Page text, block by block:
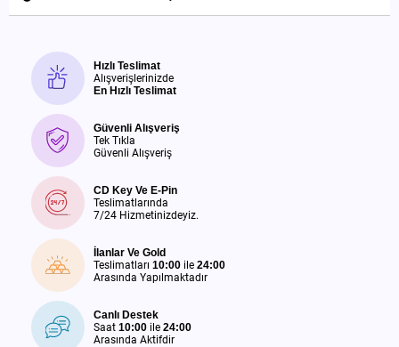
Hızlı Teslimat
Alışverişlerinizde
En Hızlı Teslimat
Güvenli Alışveriş
Tek Tıkla
Güvenli Alışveriş
CD Key Ve E-Pin
Teslimatlarında
7/24 Hizmetinizdeyiz.
İlanlar Ve Gold
Teslimatları 10:00 ile 24:00
Arasında Yapılmaktadır
Canlı Destek
Saat 10:00 ile 24:00
Arasında Aktifdir